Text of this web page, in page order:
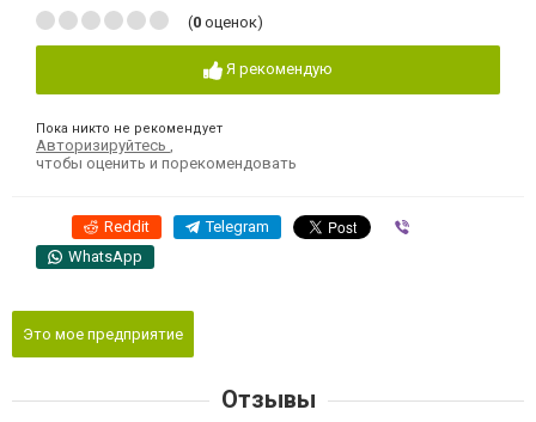
(0 оценок)
Я рекомендую
Пока никто не рекомендует
Авторизируйтесь
чтобы оценить и порекомендовать
Reddit Telegram
WhatsApp
Это мое предприятие
Отзывы